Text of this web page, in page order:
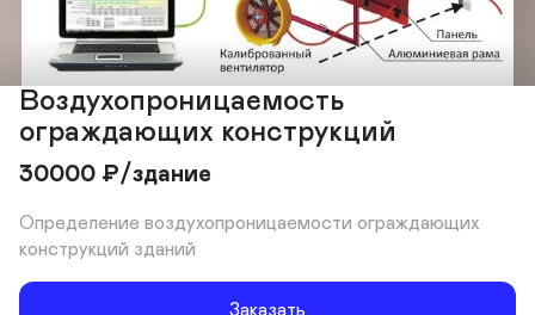
Воздухопроницаемость
ограждающих конструкций
30000 ₽/здание
Определение воздухопроницаемости ограждающих
конструкций зданий
Заказать